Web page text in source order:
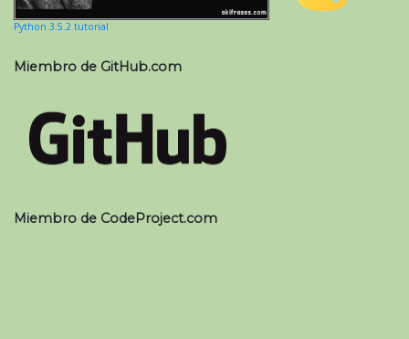
Python 3.5.2 tutorial
Miembro de GitHub.com
Miembro de CodeProject.com